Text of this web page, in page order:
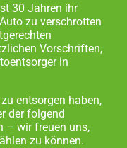
30 Jahren ihr
zu verschrotten
Vorschriften,
in
entsorgen haben,
der folgend
– wir freuen uns,
zu können.